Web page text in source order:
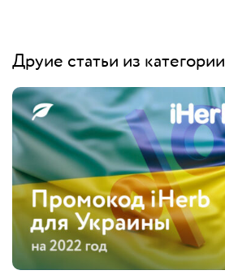
Друие статьи из категории